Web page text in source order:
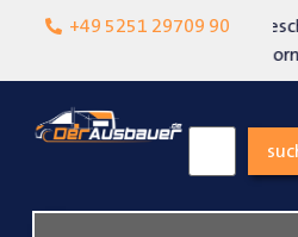
+49 5251 29709 90
Lokalgeschäft in